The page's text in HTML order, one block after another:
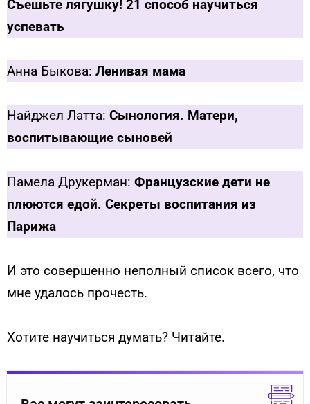
Съешьте лягушку! 21 способ научиться
успевать
Анна Быкова: Ленивая мама
Найджел Латта: Сынология. Матери,
воспитывающие сыновей
Памела Друкерман: Французские дети не
плюются едой. Секреты воспитания из
Парижа
И это совершенно неполный список всего, что
мне удалось прочесть.
Хотите научиться думать? Читайте.